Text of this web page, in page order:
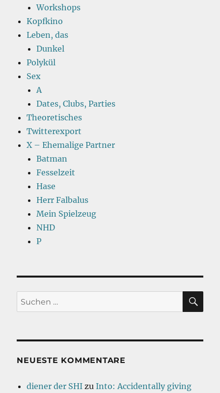
Workshops
Kopfkino
Leben, das
Dunkel
Polykül
Sex
A
Dates, Clubs, Parties
Theoretisches
Twitterexport
X – Ehemalige Partner
Batman
Fesselzeit
Hase
Herr Falbalus
Mein Spielzeug
NHD
P
Suchen
nach:
NEUESTE KOMMENTARE
diener der SHI zuInto: Accidentally giving